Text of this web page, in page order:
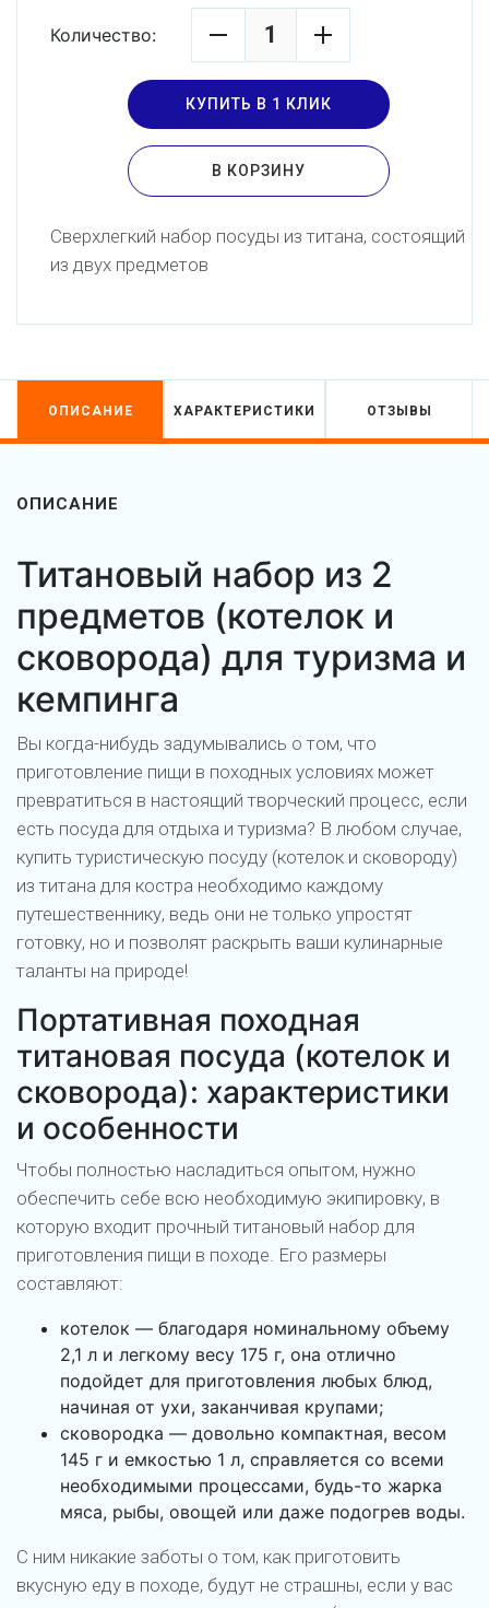
Количество:
КУПИТЬ В 1 КЛИК
В КОРЗИНУ
Сверхлегкий набор посуды из титана, состоящий
из двух предметов
ОПИСАНИЕ ХАРАКТЕРИСТИКИ ОТЗЫВЫ
ОПИСАНИЕ
Титановый набор из 2
предметов (котелок и
сковорода) для туризма и
кемпинга
Вы когда-нибудь задумывались о том, что
приготовление пищи в походных условиях может
превратиться в настоящий творческий процесс, если
есть посуда для отдыха и туризма? В любом случае,
купить туристическую посуду (котелок и сковороду)
из титана для костра необходимо каждому
путешественнику, ведь они не только упростят
готовку, но и позволят раскрыть ваши кулинарные
таланты на природе!
Портативная походная
титановая посуда (котелок и
сковорода): характеристики
и особенности
Чтобы полностью насладиться опытом, нужно
обеспечить себе всю необходимую экипировку, в
которую входит прочный титановый набор для
приготовления пищи в походе. Его размеры
составляют:
котелок — благодаря номинальному объему
2,1 л и легкому весу 175 г, она отлично
подойдет для приготовления любых блюд,
начиная от ухи, заканчивая крупами;
сковородка — довольно компактная, весом
145 г и емкостью 1 л, справляется со всеми
необходимыми процессами, будь-то жарка
мяса, рыбы, овощей или даже подогрев воды.
С ним никакие заботы о том, как приготовить
вкусную еду в походе, будут не страшны, если у вас